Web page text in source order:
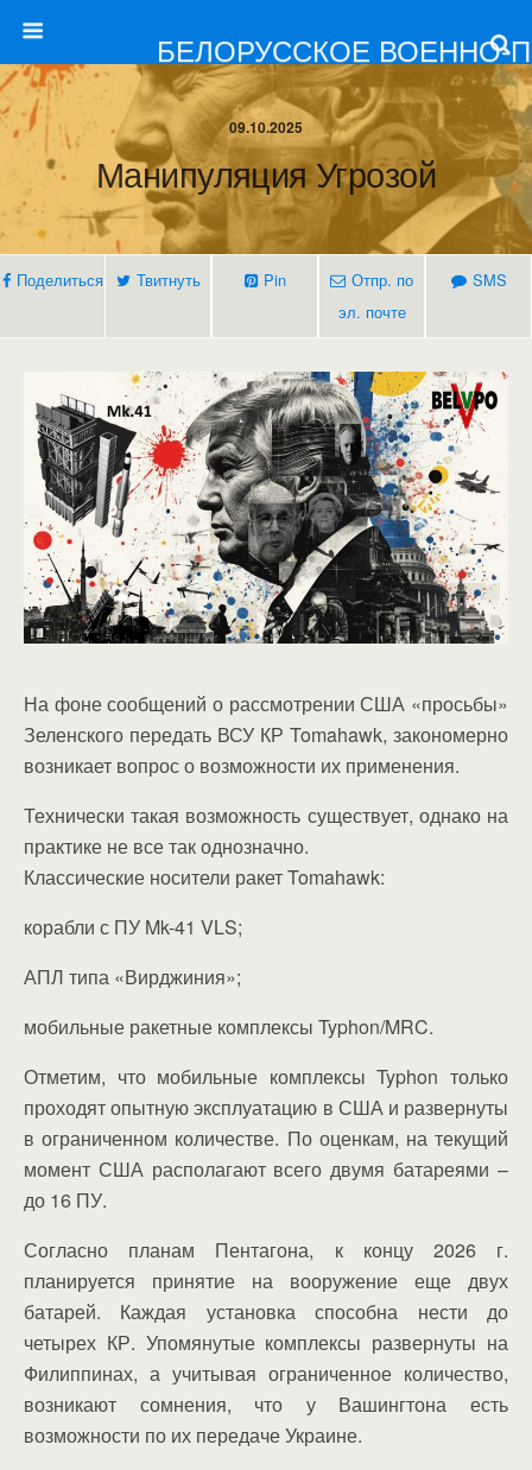
БЕЛОРУССКОЕ ВОЕННО-
09.10.2025
Манипуляция Угрозой
Поделиться Твитнуть Pin
Отпр. по
эл. почте
SMS
На фоне сообщений о рассмотрении США «просьбы»
Зеленского передать ВСУ КР Tomahawk, закономерно
возникает вопрос о возможности их применения.
Технически такая возможность существует, однако на
практике не все так однозначно.
Классические носители ракет Tomahawk:
корабли с ПУ Mk-41 VLS;
АПЛ типа «Вирджиния»;
мобильные ракетные комплексы Typhon/MRC.
Отметим, что мобильные комплексы Typhon только
проходят опытную эксплуатацию в США и развернуты
в ограниченном количестве. По оценкам, на текущий
момент США располагают всего двумя батареями –
до 16 ПУ.
Согласно планам Пентагона, к концу 2026 г.
планируется принятие на вооружение еще двух
батарей. Каждая установка способна нести до
четырех КР. Упомянутые комплексы развернуты на
Филиппинах, а учитывая ограниченное количество,
возникают сомнения, что у Вашингтона есть
возможности по их передаче Украине.